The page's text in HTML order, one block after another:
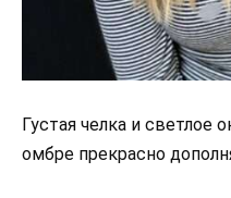
Густая челка и светлое
омбре прекрасно